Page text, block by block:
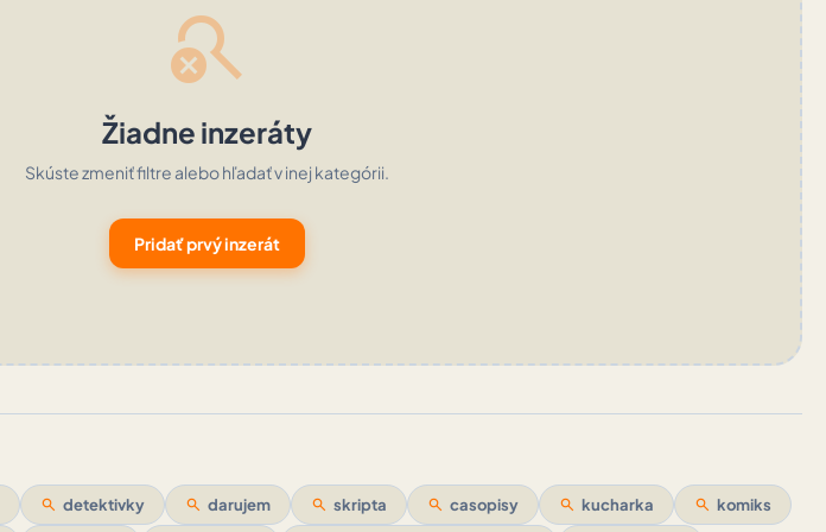
search_off
Žiadne inzeráty
Skúste zmeniť filtre alebo hľadať v inej kategórii.
Pridať prvý inzerát
search detektivky search darujem search skripta search casopisy search kucharka search komiks